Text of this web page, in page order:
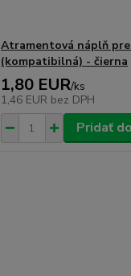
Atramentová náplň
(kompatibilná) - čierna
1,80 EUR/ks
1,46 EUR bez DPH
Pridať